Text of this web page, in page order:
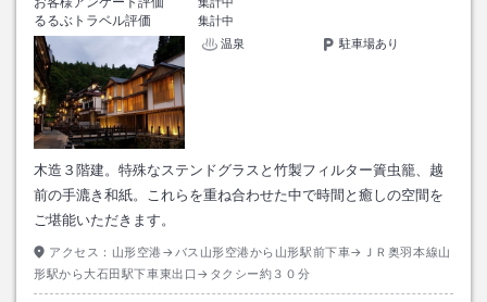
るるぶトラベル評価
集計中
温泉
駐車場あり
木造３階建。特殊なステンドグラスと竹製フィルター簀虫籠、越
前の手漉き和紙。これらを重ね合わせた中で時間と癒しの空間を
ご堪能いただきます。
アクセス： 山形空港→バス山形空港から山形駅前下車→ＪＲ奥羽本線山
形駅から大石田駅下車東出口→タクシー約３０分